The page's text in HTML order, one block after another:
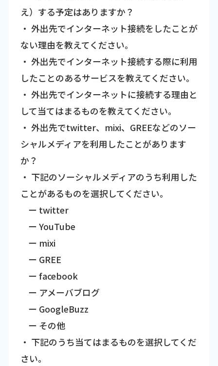
え）する予定はありますか？
・ 外出先でインターネット接続をしたことが
ない理由を教えてください。
・ 外出先でインターネット接続する際に利用
したことのあるサービスを教えてください。
・ 外出先でインターネットに接続する理由と
して当てはまるものを教えてください。
・ 外出先でtwitter、mixi、GREEなどのソー
シャルメディアを利用したことがあります
か？
・ 下記のソーシャルメディアのうち利用した
ことがあるものを選択してください。
ー twitter
ー YouTube
ー mixi
ー GREE
ー facebook
ー アメーバブログ
ー GoogleBuzz
ー その他
・ 下記のうち当てはまるものを選択してくだ
さい。